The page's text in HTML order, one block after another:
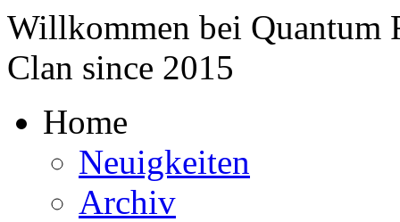
Willkommen bei Quantum
Clan since 2015
Home
Neuigkeiten
Archiv